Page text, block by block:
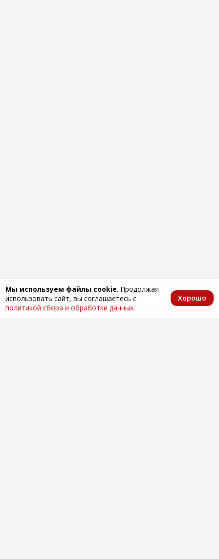
Мы используем файлы cookie. Продолжая
использовать сайт, вы соглашаетесь с
политикой сбора и обработки данных.
Хорошо
Главная КаталогИзбранноеКорзина Аккаунт